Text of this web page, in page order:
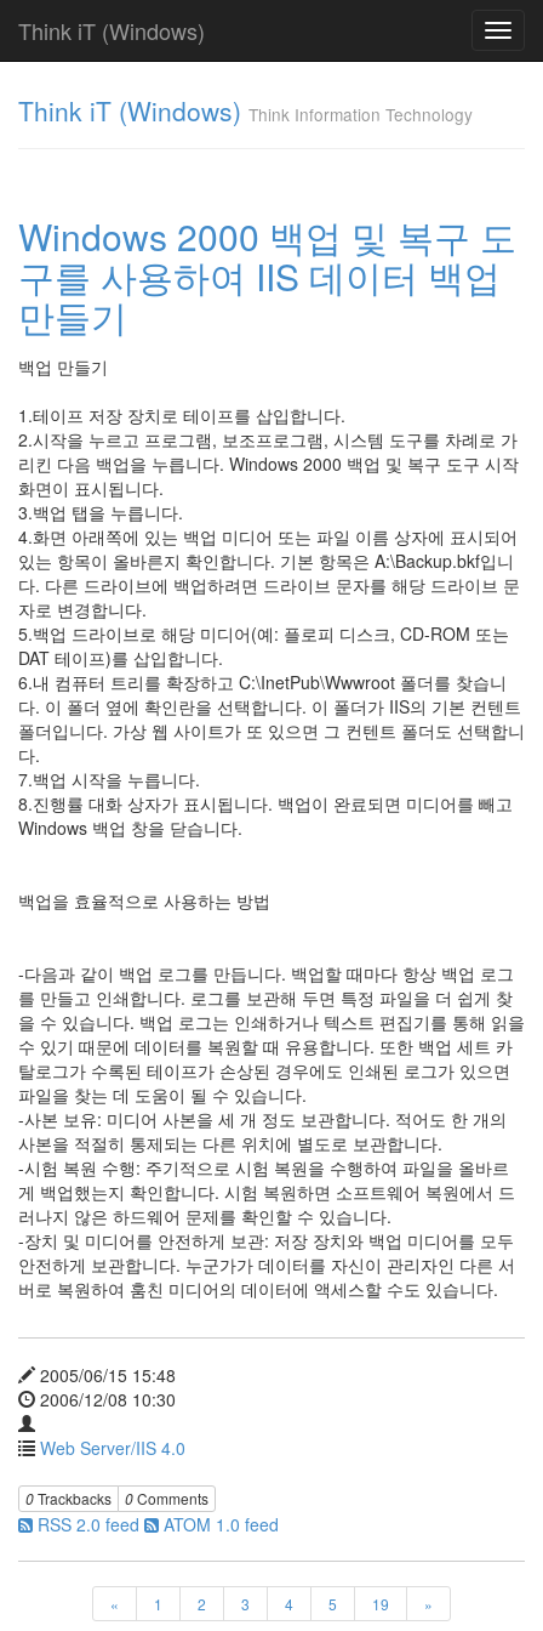
Think iT (Windows)
Think iT (Windows) Think Information Technology
Windows 2000 백업 및 복구 도
구를 사용하여 IIS 데이터 백업
만들기
백업 만들기
1.테이프 저장 장치로 테이프를 삽입합니다.
2.시작을 누르고 프로그램, 보조프로그램, 시스템 도구를 차례로 가
리킨 다음 백업을 누릅니다. Windows 2000 백업 및 복구 도구 시작
화면이 표시됩니다.
3.백업 탭을 누릅니다.
4.화면 아래쪽에 있는 백업 미디어 또는 파일 이름 상자에 표시되어
있는 항목이 올바른지 확인합니다. 기본 항목은 A:\Backup.bkf입니
다. 다른 드라이브에 백업하려면 드라이브 문자를 해당 드라이브 문
자로 변경합니다.
5.백업 드라이브로 해당 미디어(예: 플로피 디스크, CD-ROM 또는
DAT 테이프)를 삽입합니다.
6.내 컴퓨터 트리를 확장하고 C:\InetPub\Wwwroot 폴더를 찾습니
다. 이 폴더 옆에 확인란을 선택합니다. 이 폴더가 IIS의 기본 컨텐트
폴더입니다. 가상 웹 사이트가 또 있으면 그 컨텐트 폴더도 선택합니
다.
7.백업 시작을 누릅니다.
8.진행률 대화 상자가 표시됩니다. 백업이 완료되면 미디어를 빼고
Windows 백업 창을 닫습니다.
백업을 효율적으로 사용하는 방법
-다음과 같이 백업 로그를 만듭니다. 백업할 때마다 항상 백업 로그
를 만들고 인쇄합니다. 로그를 보관해 두면 특정 파일을 더 쉽게 찾
을 수 있습니다. 백업 로그는 인쇄하거나 텍스트 편집기를 통해 읽을
수 있기 때문에 데이터를 복원할 때 유용합니다. 또한 백업 세트 카
탈로그가 수록된 테이프가 손상된 경우에도 인쇄된 로그가 있으면
파일을 찾는 데 도움이 될 수 있습니다.
-사본 보유: 미디어 사본을 세 개 정도 보관합니다. 적어도 한 개의
사본을 적절히 통제되는 다른 위치에 별도로 보관합니다.
-시험 복원 수행: 주기적으로 시험 복원을 수행하여 파일을 올바르
게 백업했는지 확인합니다. 시험 복원하면 소프트웨어 복원에서 드
러나지 않은 하드웨어 문제를 확인할 수 있습니다.
-장치 및 미디어를 안전하게 보관: 저장 장치와 백업 미디어를 모두
안전하게 보관합니다. 누군가가 데이터를 자신이 관리자인 다른 서
버로 복원하여 훔친 미디어의 데이터에 액세스할 수도 있습니다.
2005/06/15 15:48
2006/12/08 10:30
Web Server/IIS 4.0
0Trackbacks 0Comments
RSS 2.0 feed ATOM 1.0 feed
« 1 2 3 4 5 19 »
FAQ
186
Web
Server
19
IIS
0
IIS
5.0
0
IIS
4.0
19
DNS
Server
3
Mail
Server
1
Exchange
2000
1
Exchange
0
Firewall
0
ISA
Server
0
Active
Directory
8
Windows
2003
1
Windows
2000
0
Windows
0